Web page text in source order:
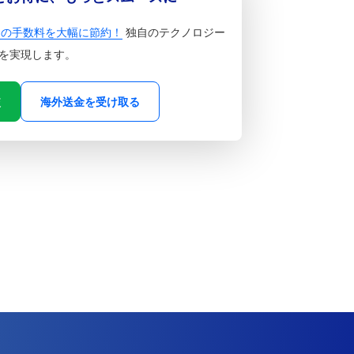
手数料を大幅に節約！ 独自のテクノロジー
実現します。
海外送金を受け取る